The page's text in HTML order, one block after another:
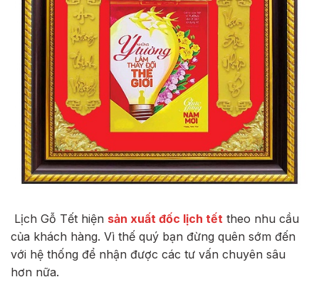
Lịch Gỗ Tết hiện sản xuất đốc lịch tết theo nhu cầu
của khách hàng. Vì thế quý bạn đừng quên sớm đến
với hệ thống để nhận được các tư vấn chuyên sâu
hơn nữa.